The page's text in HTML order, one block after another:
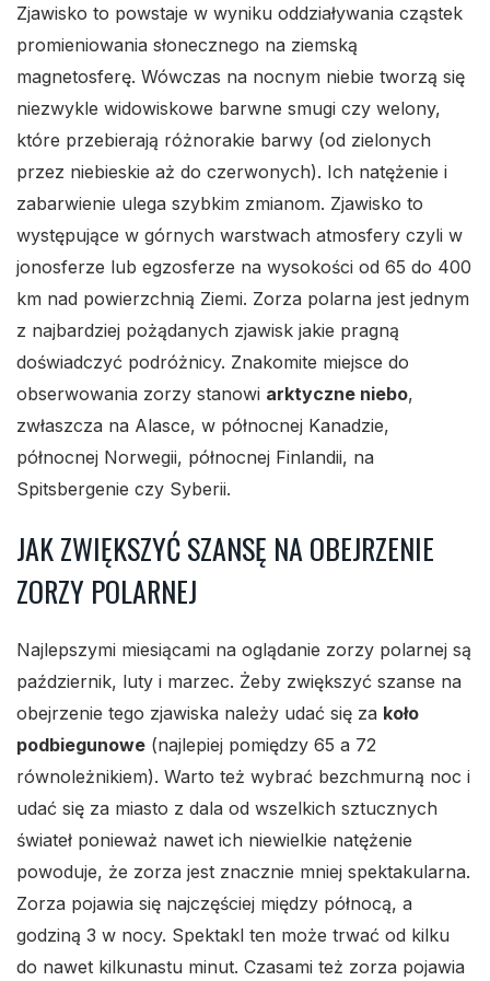
Zjawisko to powstaje w wyniku oddziaływania cząstek
promieniowania słonecznego na ziemską
magnetosferę. Wówczas na nocnym niebie tworzą się
niezwykle widowiskowe barwne smugi czy welony,
które przebierają różnorakie barwy (od zielonych
przez niebieskie aż do czerwonych). Ich natężenie i
zabarwienie ulega szybkim zmianom. Zjawisko to
występujące w górnych warstwach atmosfery czyli w
jonosferze lub egzosferze na wysokości od 65 do 400
km nad powierzchnią Ziemi. Zorza polarna jest jednym
z najbardziej pożądanych zjawisk jakie pragną
doświadczyć podróżnicy. Znakomite miejsce do
obserwowania zorzy stanowi arktyczne niebo,
zwłaszcza na Alasce, w północnej Kanadzie,
północnej Norwegii, północnej Finlandii, na
Spitsbergenie czy Syberii.
JAK ZWIĘKSZYĆ SZANSĘ NA OBEJRZENIE
ZORZY POLARNEJ
Najlepszymi miesiącami na oglądanie zorzy polarnej są
październik, luty i marzec. Żeby zwiększyć szanse na
obejrzenie tego zjawiska należy udać się za koło
podbiegunowe (najlepiej pomiędzy 65 a 72
równoleżnikiem). Warto też wybrać bezchmurną noc i
udać się za miasto z dala od wszelkich sztucznych
świateł ponieważ nawet ich niewielkie natężenie
powoduje, że zorza jest znacznie mniej spektakularna.
Zorza pojawia się najczęściej między północą, a
godziną 3 w nocy. Spektakl ten może trwać od kilku
do nawet kilkunastu minut. Czasami też zorza pojawia